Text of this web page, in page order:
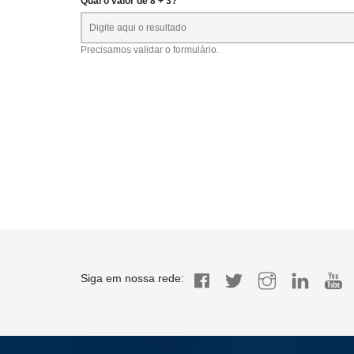
Precisamos validar o formulário.
Siga em nossa rede: